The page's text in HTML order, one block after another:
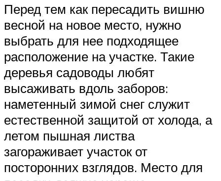
Перед тем как пересадить вишню
весной на новое место, нужно
выбрать для нее подходящее
расположение на участке. Такие
деревья садоводы любят
высаживать вдоль заборов:
наметенный зимой снег служит
естественной защитой от холода, а
летом пышная листва
загораживает участок от
посторонних взглядов. Место для